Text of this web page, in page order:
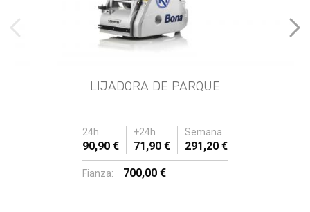
LIJADORA DE PARQUE
24h +24h Semana
90,90 € 71,90 € 291,20 €
Fianza: 700,00 €
imágenes anteriores